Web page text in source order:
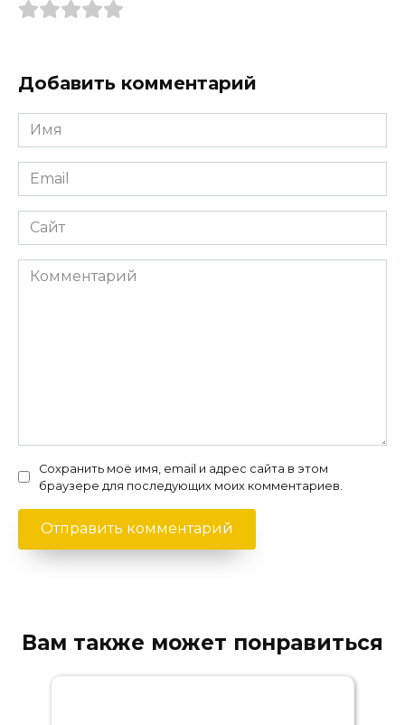
Добавить комментарий
Имя
*
Email
*
Сайт
Комментарий
Сохранить моё имя, email и адрес сайта в этом
браузере для последующих моих комментариев.
Вам также может понравиться